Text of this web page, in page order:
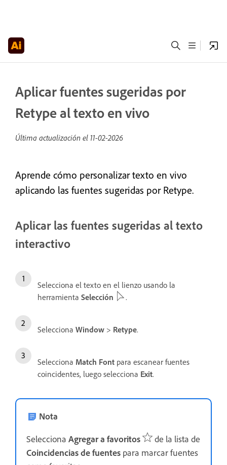
Aplicar fuentes sugeridas por
Retype al texto en vivo
Última actualización el 11-02-2026
Aprende cómo personalizar texto en vivo
aplicando las fuentes sugeridas por Retype.
Aplicar las fuentes sugeridas al texto
interactivo
Selecciona el texto en el lienzo usando la
herramienta Selección .
Selecciona Window > Retype.
Selecciona Match Font para escanear fuentes
coincidentes, luego selecciona Exit.
Nota
Selecciona Agregar a favoritos
de la lista de
Coincidencias de fuentes para marcar fuentes